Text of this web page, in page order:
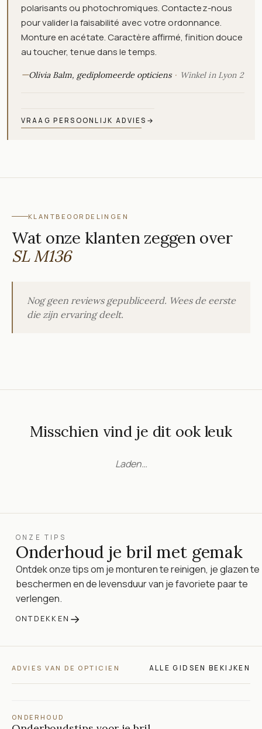
polarisants ou photochromiques. Contactez-nous
pour valider la faisabilité avec votre ordonnance.
Monture en acétate. Caractère affirmé, finition douce
au toucher, tenue dans le temps.
—Olivia Balm, gediplomeerde opticiens Winkel in Lyon 2
VRAAG PERSOONLIJK ADVIES →
KLANTBEOORDELINGEN
Wat onze klanten zeggen over
SL M136
Nog geen reviews gepubliceerd. Wees de eerste
die zijn ervaring deelt.
Misschien vind je dit ook leuk
Laden…
ONZE TIPS
Onderhoud je bril met gemak
Ontdek onze tips om je monturen te reinigen, je glazen te
beschermen en de levensduur van je favoriete paar te
verlengen.
ONTDEKKEN →
ADVIES VAN DE OPTICIEN ALLE GIDSEN BEKIJKEN
ONDERHOUD